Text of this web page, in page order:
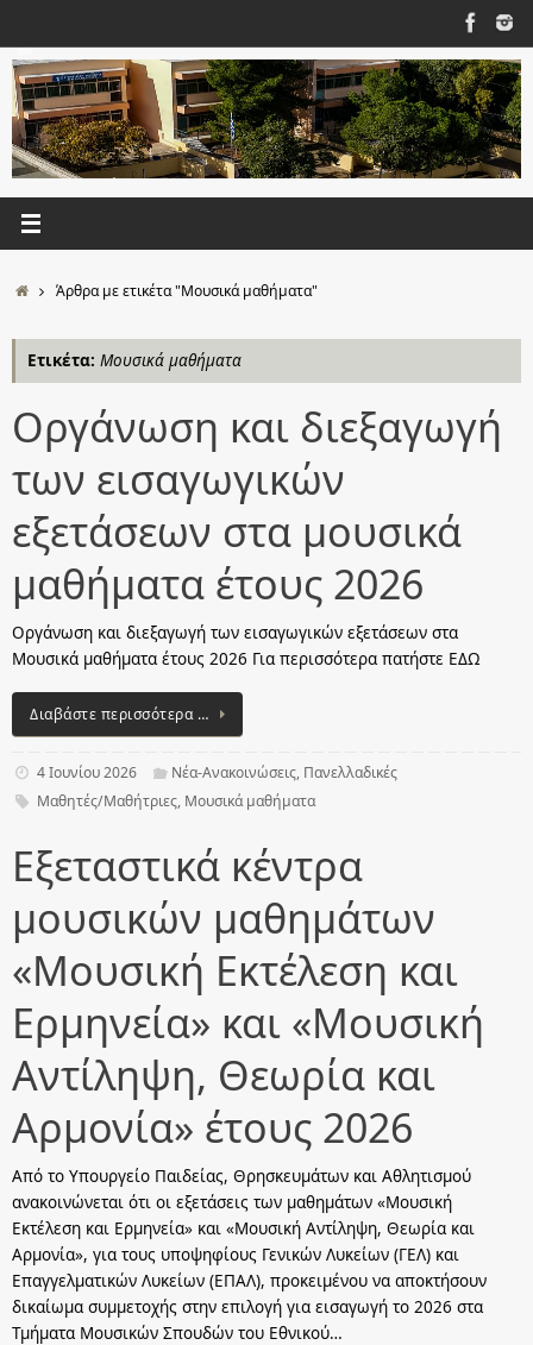
περιεχόμενο
Αρχική
Άρθρα με ετικέτα "Μουσικά μαθήματα"
Ετικέτα: Μουσικά μαθήματα
Οργάνωση και διεξαγωγή
των εισαγωγικών
εξετάσεων στα μουσικά
μαθήματα έτους 2026
Οργάνωση και διεξαγωγή των εισαγωγικών εξετάσεων στα
Μουσικά μαθήματα έτους 2026 Για περισσότερα πατήστε ΕΔΩ
Διαβάστε περισσότερα …
4 Ιουνίου 2026 Νέα-Ανακοινώσεις, Πανελλαδικές
Μαθητές/Μαθήτριες, Μουσικά μαθήματα
Εξεταστικά κέντρα
μουσικών μαθημάτων
«Μουσική Εκτέλεση και
Ερμηνεία» και «Μουσική
Αντίληψη, Θεωρία και
Αρμονία» έτους 2026
Από το Υπουργείο Παιδείας, Θρησκευμάτων και Αθλητισμού
ανακοινώνεται ότι οι εξετάσεις των μαθημάτων «Μουσική
Εκτέλεση και Ερμηνεία» και «Μουσική Αντίληψη, Θεωρία και
Αρμονία», για τους υποψηφίους Γενικών Λυκείων (ΓΕΛ) και
Επαγγελματικών Λυκείων (ΕΠΑΛ), προκειμένου να αποκτήσουν
δικαίωμα συμμετοχής στην επιλογή για εισαγωγή το 2026 στα
Τμήματα Μουσικών Σπουδών του Εθνικού…